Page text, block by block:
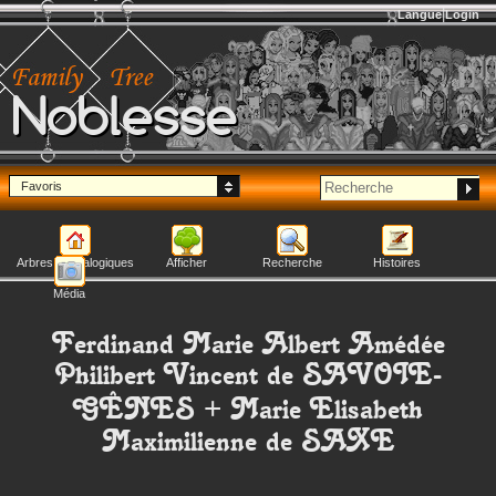
Noblesse
Langue Login
Favoris
Arbres généalogiques Afficher Recherche Histoires
Média
Ferdinand Marie Albert Amédée
Philibert Vincentde SAVOIE-
GÊNES + Marie Elisabeth
Maximiliennede SAXE